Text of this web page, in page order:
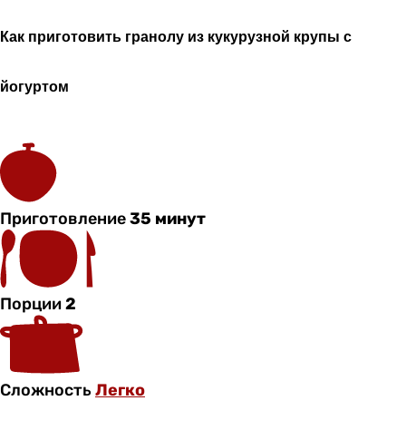
Как приготовить гранолу из кукурузной крупы с
йогуртом
Приготовление35 минут
Порции2
Сложность Легко